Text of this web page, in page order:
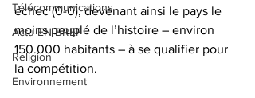
Télécommunications
Actu EN BREF
Religion
Environnement
échec (0-0), devenant ainsi le pays le
moins peuplé de l’histoire – environ
150.000 habitants – à se qualifier pour
la compétition.